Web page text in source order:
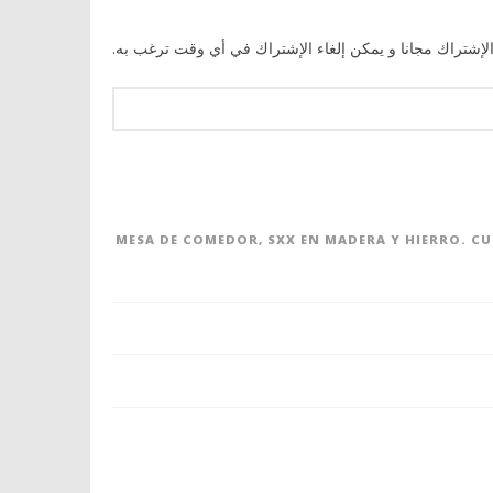
مجانا و يمكن إلغاء الإشتراك في أي وقت ترغب به.
MESA DE COMEDOR, SXX EN MADERA Y HIERRO.